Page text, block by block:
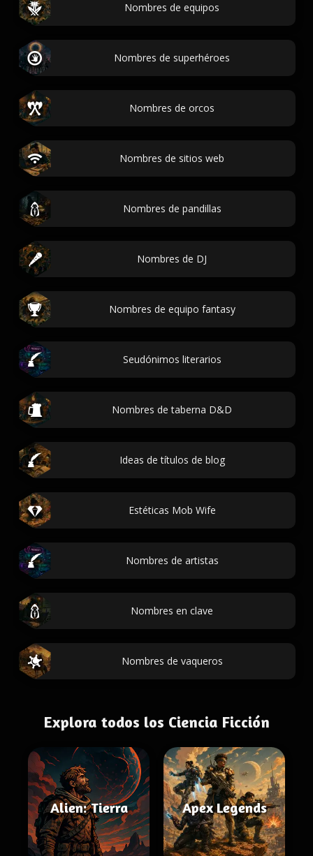
Nombres de equipos
Nombres de superhéroes
Nombres de orcos
Nombres de sitios web
Nombres de pandillas
Nombres de DJ
Nombres de equipo fantasy
Seudónimos literarios
Nombres de taberna D&D
Ideas de títulos de blog
Estéticas Mob Wife
Nombres de artistas
Nombres en clave
Nombres de vaqueros
Explora todos los Ciencia Ficción
Alien: Tierra Apex Legends